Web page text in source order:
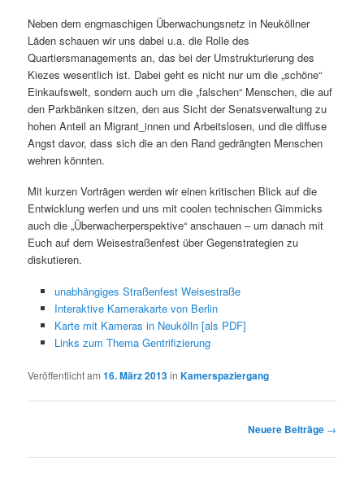
Neben dem engmaschigen Überwachungsnetz in Neuköllner
Läden schauen wir uns dabei u.a. die Rolle des
Quartiersmanagements an, das bei der Umstrukturierung des
Kiezes wesentlich ist. Dabei geht es nicht nur um die „schöne“
Einkaufswelt, sondern auch um die „falschen“ Menschen, die auf
den Parkbänken sitzen, den aus Sicht der Senatsverwaltung zu
hohen Anteil an Migrant_innen und Arbeitslosen, und die diffuse
Angst davor, dass sich die an den Rand gedrängten Menschen
wehren könnten.
Mit kurzen Vorträgen werden wir einen kritischen Blick auf die
Entwicklung werfen und uns mit coolen technischen Gimmicks
auch die „Überwacherperspektive“ anschauen – um danach mit
Euch auf dem Weisestraßenfest über Gegenstrategien zu
diskutieren.
unabhängiges Straßenfest Weisestraße
Interaktive Kamerakarte von Berlin
Karte mit Kameras in Neukölln [als PDF]
Links zum Thema Gentrifizierung
Veröffentlicht am16. März 2013in Kamerspaziergang
Neuere Beiträge →